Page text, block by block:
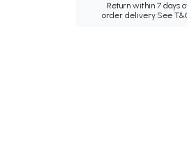
Return within 7 days
order delivery.See